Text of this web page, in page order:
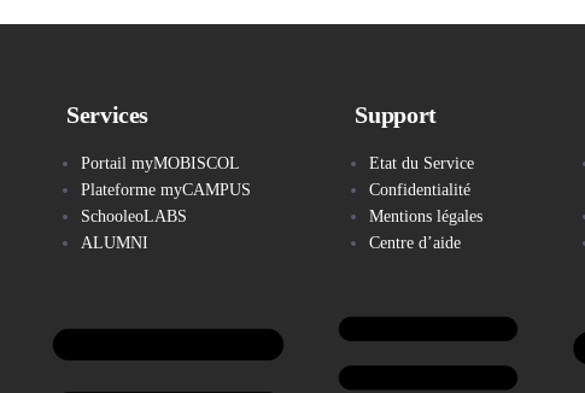
Services
Portail myMOBISCOL
Plateforme myCAMPUS
SchooleoLABS
ALUMNI
Support
Etat du Service
Confidentialité
Mentions légales
Centre d’aide